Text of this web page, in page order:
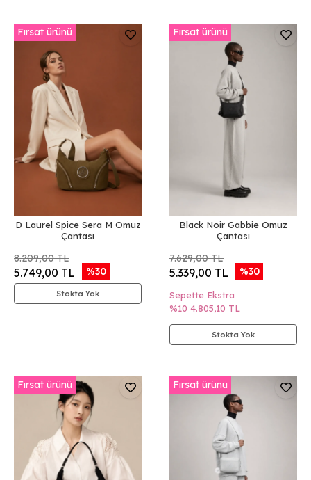
Fırsat ürünü
D Laurel Spice Sera M Omuz
Çantası
8.209,00 TL
5.749,00 TL %30
Stokta Yok
Fırsat ürünü
Black Noir Gabbie Omuz
Çantası
7.629,00 TL
5.339,00 TL %30
Sepette Ekstra
%10 4.805,10 TL
Stokta Yok
Fırsat ürünü Fırsat ürünü